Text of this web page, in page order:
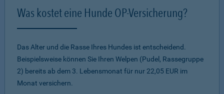
Was kostet eine Hunde OP-Versicherung?
Das Alter und die Rasse Ihres Hundes ist entscheidend.
Beispielsweise können Sie Ihren Welpen (Pudel, Rassegruppe
2) bereits ab dem 3. Lebensmonat für nur 22,05 EUR im
Monat versichern.